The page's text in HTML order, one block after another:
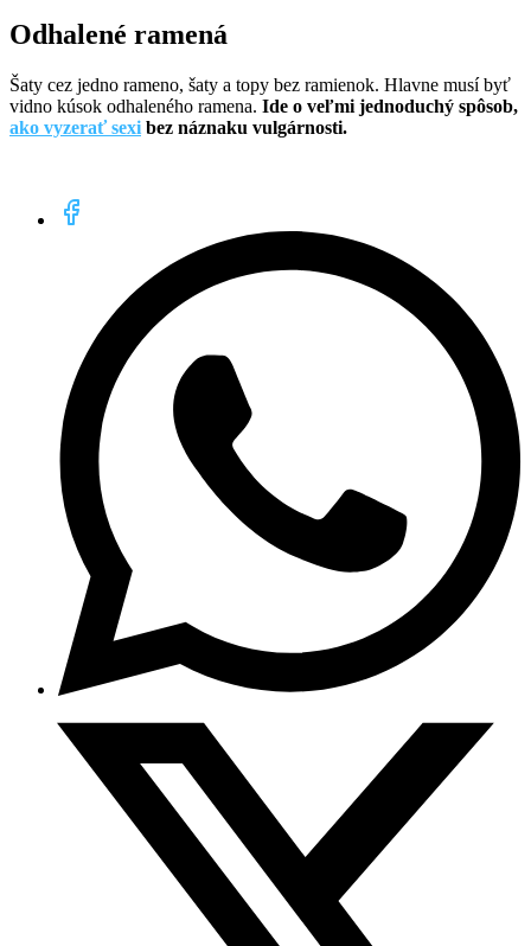
Odhalené ramená
Šaty cez jedno rameno, šaty a topy bez ramienok. Hlavne musí byť
vidno kúsok odhaleného ramena. Ide o veľmi jednoduchý spôsob,
ako vyzerať sexi bez náznaku vulgárnosti.